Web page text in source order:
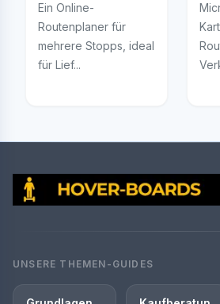
Ein Online-
Routenplaner für
mehrere Stopps, ideal
für Lief...
UNSERE THEMEN-GUIDES